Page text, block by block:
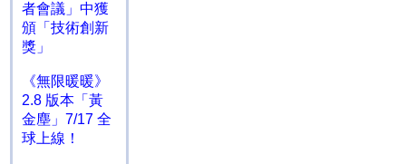
者會議」中獲
頒「技術創新
獎」
《無限暖暖》
2.8 版本「黃
金塵」7/17 全
球上線！